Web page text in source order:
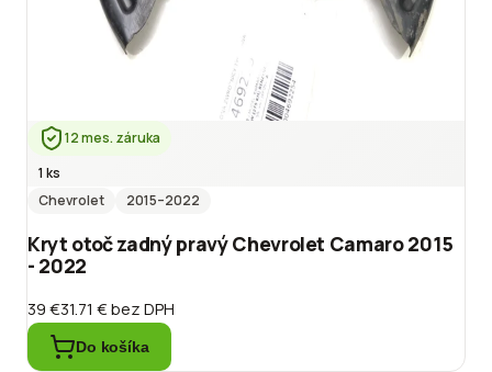
12 mes. záruka
1 ks
Chevrolet
2015–2022
Kryt otoč zadný pravý Chevrolet Camaro 2015
- 2022
39 €31.71 €bez DPH
Do košíka